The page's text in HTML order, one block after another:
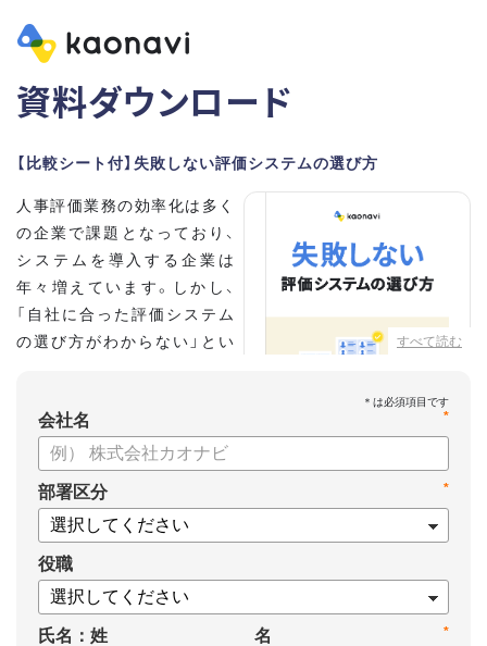
資料ダウンロード
【比較シート付】失敗しない評価システムの選び方
すべて読む
人事評価業務の効率化は多く
の企業で課題となっており、
システムを導入する企業は
年々増えています。しかし、
「自社に合った評価システム
の選び方がわからない」とい
こちらの資料では、
・人事評価システムが必要な企業の特徴
・導入検討に必要な3つの視点
・7つの選定ポイント
についてまとめましたので、ぜひお役立てください。
*
会社名
*
部署区分
役職
氏名：姓 *
名